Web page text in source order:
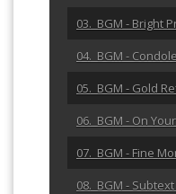
03. BGM - Bright
04. BGM -
05. BGM - Gold
06. BGM - On
07. BGM - Fine
08. BGM -